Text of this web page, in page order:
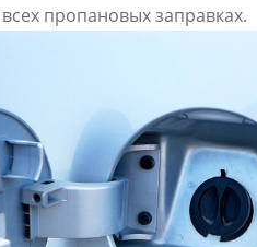
пропановых заправках.